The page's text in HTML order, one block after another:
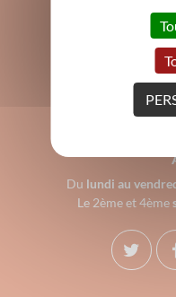
3
Du lundi au
Le 2ème et 4ème